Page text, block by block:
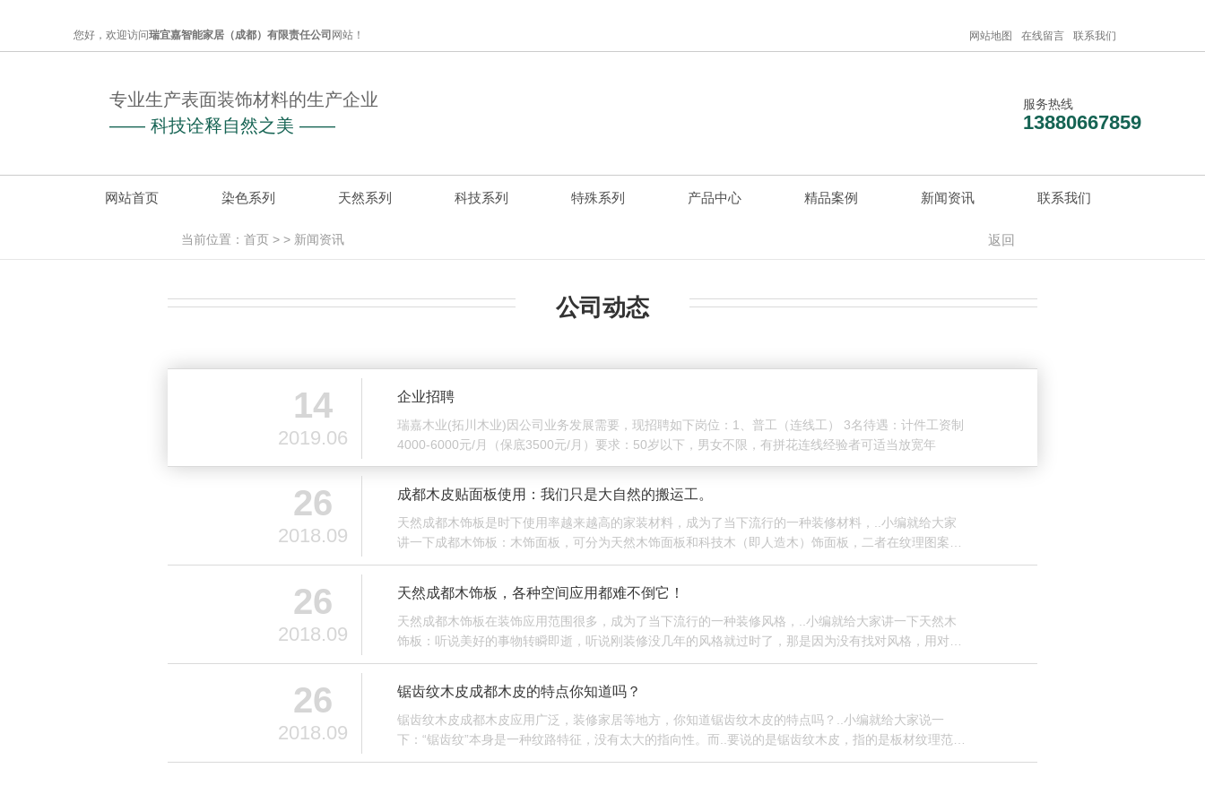
您好，欢迎访问瑞宜嘉智能家居（成都）有限责任公司 网站！ 网站地图 在线留言 联系我们
专业生产表面装饰材料的生产企业
—— 科技诠释自然之美 ——
服务热线
13880667859
网站首页 染色系列 天然系列 科技系列 特殊系列 产品中心 精品案例 新闻资讯 联系我们
当前位置： 首页 > > 新闻资讯 返回
公司动态
14
2019.06
企业招聘
瑞嘉木业(拓川木业)因公司业务发展需要，现招聘如下岗位：1、普工（连线工） 3名待遇：计件工资制
4000-6000元/月（保底3500元/月）要求：50岁以下，男女不限，有拼花连线经验者可适当放宽年
26
2018.09
成都木皮贴面板使用：我们只是大自然的搬运工。
天然成都木饰板是时下使用率越来越高的家装材料，成为了当下流行的一种装修材料，..小编就给大家
讲一下成都木饰板：木饰面板，可分为天然木饰面板和科技木（即人造木）饰面板，二者在纹理图案性
能方面都有一定差异
26
2018.09
天然成都木饰板，各种空间应用都难不倒它！
天然成都木饰板在装饰应用范围很多，成为了当下流行的一种装修风格，..小编就给大家讲一下天然木
饰板：听说美好的事物转瞬即逝，听说刚装修没几年的风格就过时了，那是因为没有找对风格，用对板
材，用成都拓川木业
26
2018.09
锯齿纹木皮成都木皮的特点你知道吗？
锯齿纹木皮成都木皮应用广泛，装修家居等地方，你知道锯齿纹木皮的特点吗？..小编就给大家说一
下：“锯齿纹”本身是一种纹路特征，没有太大的指向性。而..要说的是锯齿纹木皮，指的是板材纹理范
畴。可能很多人都